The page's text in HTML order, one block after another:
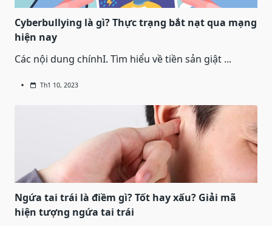
Cyberbullying là gì? Thực trạng bắt nạt qua mạng
hiện nay
Các nội dung chínhI. Tìm hiểu về tiền sản giật ...
Th1 10, 2023
Ngứa tai trái là điềm gì? Tốt hay xấu? Giải mã
hiện tượng ngứa tai trái